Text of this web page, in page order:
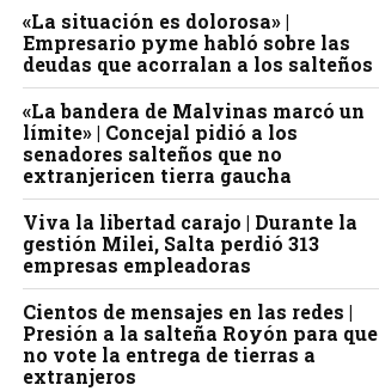
«La situación es dolorosa» |
Empresario pyme habló sobre las
deudas que acorralan a los salteños
«La bandera de Malvinas marcó un
límite» | Concejal pidió a los
senadores salteños que no
extranjericen tierra gaucha
Viva la libertad carajo | Durante la
gestión Milei, Salta perdió 313
empresas empleadoras
Cientos de mensajes en las redes |
Presión a la salteña Royón para que
no vote la entrega de tierras a
extranjeros